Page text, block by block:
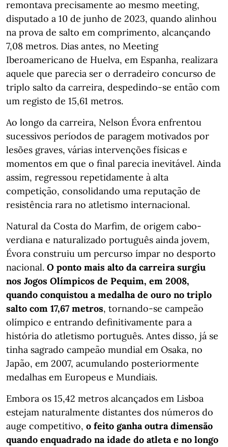
remontava precisamente ao mesmo meeting,
disputado a 10 de junho de 2023, quando alinhou
na prova de salto em comprimento, alcançando
7,08 metros. Dias antes, no Meeting
Iberoamericano de Huelva, em Espanha, realizara
aquele que parecia ser o derradeiro concurso de
triplo salto da carreira, despedindo-se então com
um registo de 15,61 metros.
Ao longo da carreira, Nelson Évora enfrentou
sucessivos períodos de paragem motivados por
lesões graves, várias intervenções físicas e
momentos em que o final parecia inevitável. Ainda
assim, regressou repetidamente à alta
competição, consolidando uma reputação de
resistência rara no atletismo internacional.
Natural da Costa do Marfim, de origem cabo-
verdiana e naturalizado português ainda jovem,
Évora construiu um percurso ímpar no desporto
nacional. O ponto mais alto da carreira surgiu
nos Jogos Olímpicos de Pequim, em 2008,
quando conquistou a medalha de ouro no triplo
salto com 17,67 metros, tornando-se campeão
olímpico e entrando definitivamente para a
história do atletismo português. Antes disso, já se
tinha sagrado campeão mundial em Osaka, no
Japão, em 2007, acumulando posteriormente
medalhas em Europeus e Mundiais.
Embora os 15,42 metros alcançados em Lisboa
estejam naturalmente distantes dos números do
auge competitivo, o feito ganha outra dimensão
quando enquadrado na idade do atleta e no longo